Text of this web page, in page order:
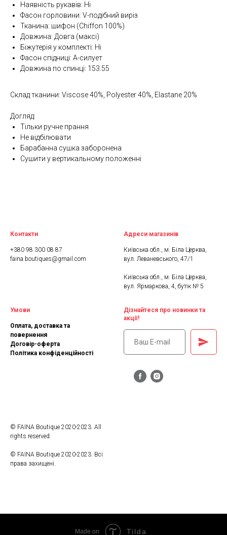
Наявність рукавів: Ні
Фасон горловини: V-подібний виріз
Тканина: шифон (Chiffon 100%)
Довжина: Довга (максі)
Біжутерія у комплекті: Ні
Фасон спідниці: А-силует
Довжина по спинці: 153.55
Склад тканини: Viscose 40%, Polyester 40%, Elastane 20%
Догляд:
Тільки ручне прання
Не відбілювати
Барабанна сушка заборонена
Сушити у вертикальному положенні
Контакти
+380 98 300 08 87
faina.boutiques@gmail.com
Адреси магазинів
Київська обл., м. Біла Церква,
вул. Леваневського, 47/1
Київська обл., м. Біла Церква,
вул. Ярмаркова, 4, бутік № 5
Умови
Оплата, доставка та
повернення
Договір-оферта
Політика конфіденційності
Дізнайтеся про новинки та
акції!
© FAINA Boutique 2020-2023. All
rights reserved.
© FAINA Boutique 2020-2023. Всі
права захищені.
Made on Tilda